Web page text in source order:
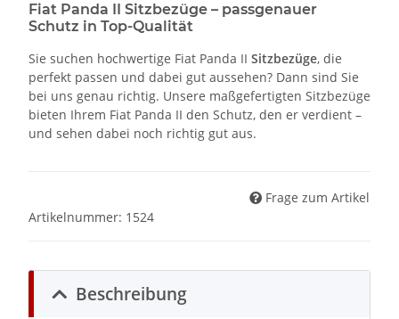
Fiat Panda II Sitzbezüge – passgenauer
Schutz in Top-Qualität
Sie suchen hochwertige Fiat Panda II Sitzbezüge, die
perfekt passen und dabei gut aussehen? Dann sind Sie
bei uns genau richtig. Unsere maßgefertigten Sitzbezüge
bieten Ihrem Fiat Panda II den Schutz, den er verdient –
und sehen dabei noch richtig gut aus.
Frage zum Artikel
Artikelnummer: 1524
Beschreibung